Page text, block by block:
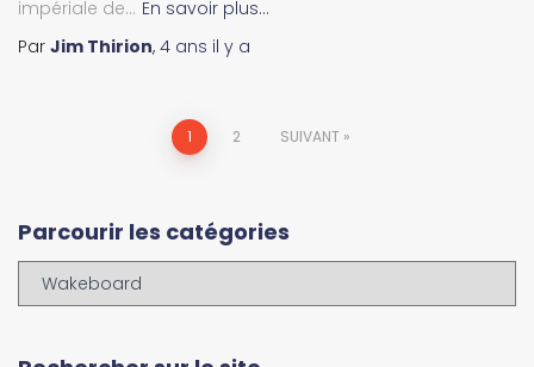
impériale de... En savoir plus…
Par Jim Thirion, 4 ans il y a
Navigation
articles
1 2 SUIVANT
Parcourir les catégories